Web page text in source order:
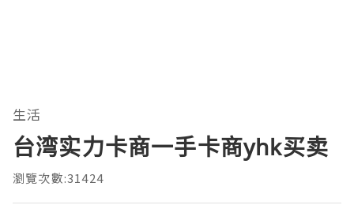
生活
台湾实力卡商一手卡商yhk买卖
瀏覽次數:31424